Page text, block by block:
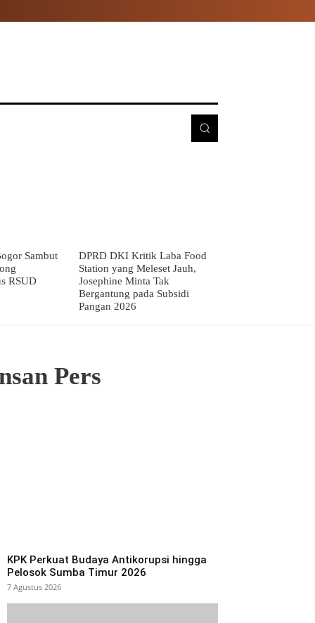
Sambut
RSUD
DPRD DKI Kritik Laba Food
Station yang Meleset Jauh,
Josephine Minta Tak
Bergantung pada Subsidi
Pangan 2026
Pers
KPK Perkuat Budaya Antikorupsi hingga
Pelosok Sumba Timur 2026
7 Agustus 2026